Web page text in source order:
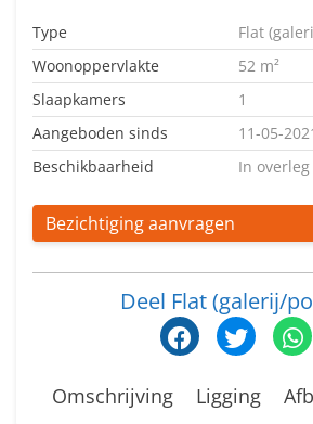
Type
Flat
Woonoppervlakte
52 m²
Slaapkamers
1
Aangeboden sinds
11-05-
Beschikbaarheid
In overleg
Bezichtiging aanvragen
Deel Flat (galerij/
Omschrijving Ligging